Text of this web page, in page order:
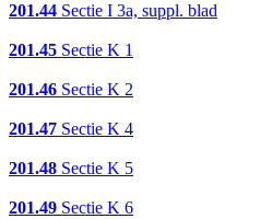
201.44 Sectie I 3a, suppl. blad
201.45 Sectie K 1
201.46 Sectie K 2
201.47 Sectie K 4
201.48 Sectie K 5
201.49 Sectie K 6